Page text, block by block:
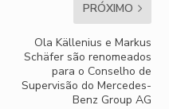
PRÓXIMO
Ola Källenius e Markus
Schäfer são renomeados
para o Conselho de
Supervisão do Mercedes-
Benz Group AG